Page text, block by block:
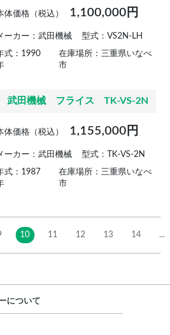
体価格（税込） 1,100,000円
ーカー：武田機械 型式：VS2N-LH
式：1990
在庫場所：三重県いなべ
市
武田機械 フライス TK-VS-2N
体価格（税込） 1,155,000円
ーカー：武田機械 型式：TK-VS-2N
式：1987
在庫場所：三重県いなべ
市
10 11 12 13 14 ...
について